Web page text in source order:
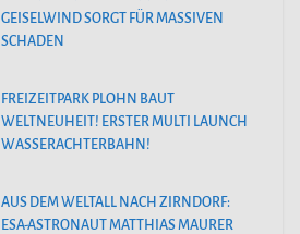
GEISELWIND SORGT FÜR MASSIVEN
SCHADEN
FREIZEITPARK PLOHN BAUT
WELTNEUHEIT! ERSTER MULTI LAUNCH
WASSERACHTERBAHN!
AUS DEM WELTALL NACH ZIRNDORF:
ESA-ASTRONAUT MATTHIAS MAURER